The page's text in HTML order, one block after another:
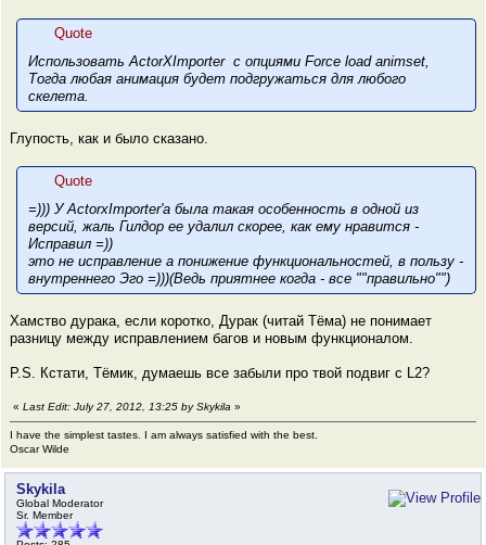
Quote
Использовать ActorXImporter с опциями Force load animset,
Тогда любая анимация будет подгружаться для любого
скелета.
Глупость, как и было сказано.
Quote
=))) У ActorxImporter'a была такая особенность в одной из
версий, жаль Гилдор ее удалил скорее, как ему нравится -
Исправил =))
это не исправление а понижение функциональностей, в пользу -
внутреннего Эго =)))(Ведь приятнее когда - все ""правильно"")
Хамство дурака, если коротко, Дурак (читай Тёма) не понимает
разницу между исправлением багов и новым функционалом.
P.S. Кстати, Тёмик, думаешь все забыли про твой подвиг с L2?
« Last Edit: July 27, 2012, 13:25 by Skykila »
I have the simplest tastes. I am always satisfied with the best.
Oscar Wilde
Skykila
Global Moderator
Sr. Member